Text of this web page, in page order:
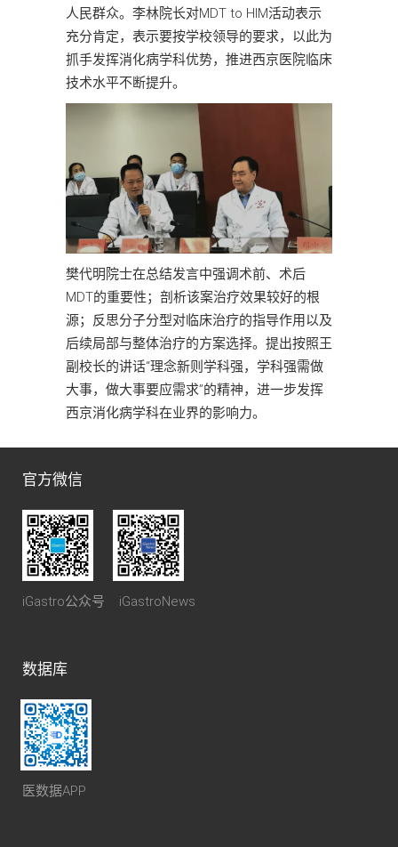
人民群众。李林院长对MDT to HIM活动表示
充分肯定，表示要按学校领导的要求，以此为
抓手发挥消化病学科优势，推进西京医院临床
技术水平不断提升。
樊代明院士在总结发言中强调术前、术后
MDT的重要性；剖析该案治疗效果较好的根
源；反思分子分型对临床治疗的指导作用以及
后续局部与整体治疗的方案选择。提出按照王
副校长的讲话“理念新则学科强，学科强需做
大事，做大事要应需求”的精神，进一步发挥
西京消化病学科在业界的影响力。
官方微信
iGastro公众号 iGastroNews
数据库
医数据APP